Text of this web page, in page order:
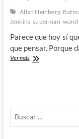
Marvel"
Allan Heinberg
Jenkins superman
Parece que hoy sí
que pensar. Porque
Ver másLos
Richard
Donner